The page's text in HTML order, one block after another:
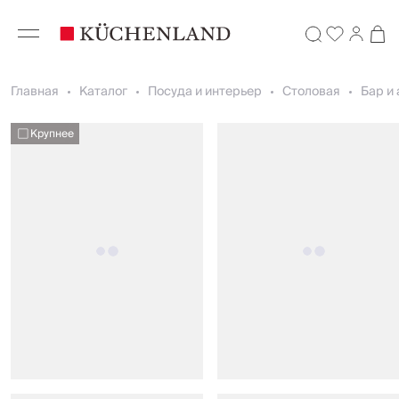
Главная Каталог Посуда и интерьер Столовая Бар и
Крупнее